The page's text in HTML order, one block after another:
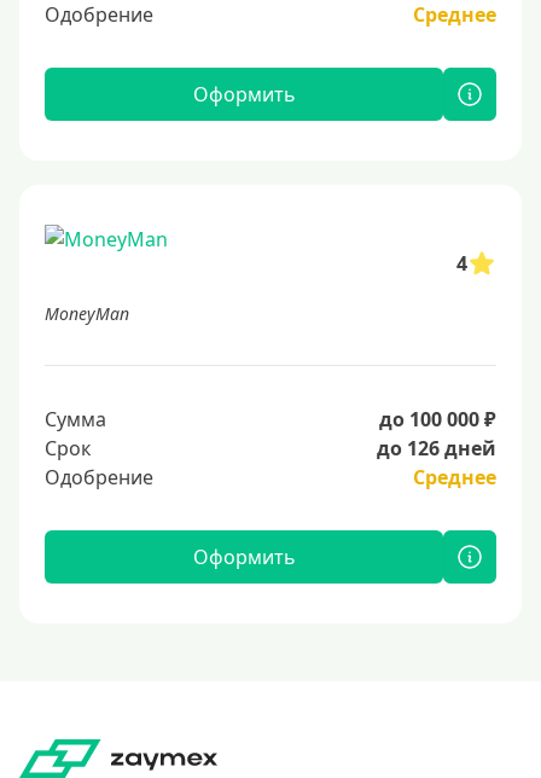
Одобрение
Среднее
Оформить
4
MoneyMan
Сумма
до 100 000 ₽
Срок
до 126 дней
Одобрение
Среднее
Оформить